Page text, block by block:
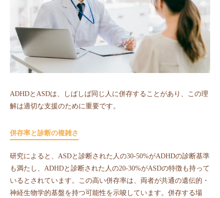
ADHDとASDは、しばしば同じ人に併存することがあり、この理
解は適切な支援のために重要です。
併存率と診断の複雑さ
研究によると、ASDと診断された人の30-50%がADHDの診断基準
も満たし、ADHDと診断された人の20-30%がASDの特徴も持って
いるとされています。この高い併存率は、両者が共通の遺伝的・
神経生物学的基盤を持つ可能性を示唆しています。併存する場